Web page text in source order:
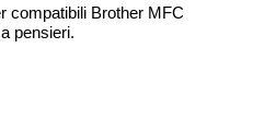
compatibili Brother MFC
pensieri.